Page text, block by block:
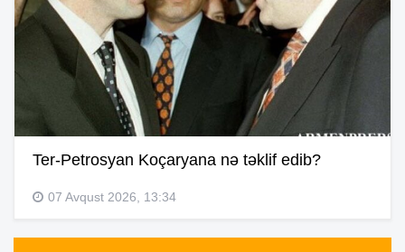
Ter-Petrosyan Koçaryana nə təklif edib?
07 Avqust 2026, 13:34